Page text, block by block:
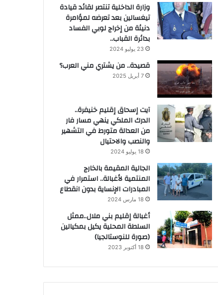
وزارة الداخلية تنتصر لقائد قيادة
تيغسالين بعد تعرضه لمؤامرة
دنيئة من إخراج لوبي الفساد
بدائرة القباب..
23 يوليو 2024
قصيدة.. من يشتري مني العرب؟
7 أبريل 2025
آيت إسحاق إقليم خنيفرة..
الدرك الملكي ينهي مسار فار
من العدالة متورط في التشهير
والنصب والاحتيال
18 يوليو 2024
الجالية المقيمة بالخارج
المنتمية لأغبالة.. استمرار في
المبادرات الإنساية بدون انقطاع
18 مارس 2024
أغبالة إقليم بني ملال..ممثل
السلطة المحلية يكيل بمكيالين
(صورة للنوستالجيا)
18 أكتوبر 2023